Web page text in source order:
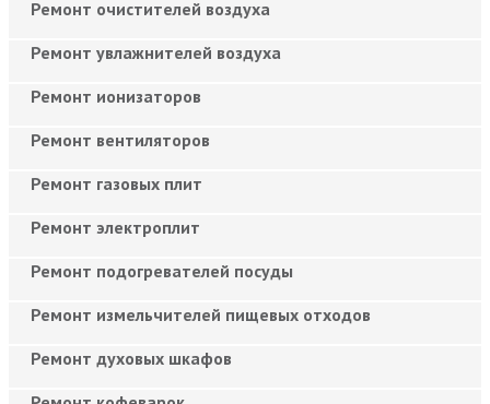
Ремонт очистителей воздуха
Ремонт увлажнителей воздуха
Ремонт ионизаторов
Ремонт вентиляторов
Ремонт газовых плит
Ремонт электроплит
Ремонт подогревателей посуды
Ремонт измельчителей пищевых отходов
Ремонт духовых шкафов